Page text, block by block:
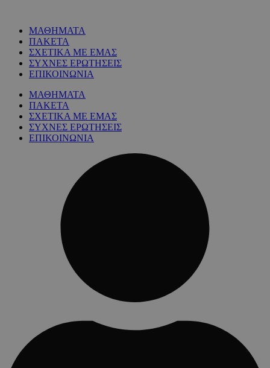
ΜΑΘΗΜΑΤΑ
ΠΑΚΕΤΑ
ΣΧΕΤΙΚΑ ΜΕ ΕΜΑΣ
ΣΥΧΝΕΣ ΕΡΩΤΗΣΕΙΣ
ΕΠΙΚΟΙΝΩΝΙΑ
ΜΑΘΗΜΑΤΑ
ΠΑΚΕΤΑ
ΣΧΕΤΙΚΑ ΜΕ ΕΜΑΣ
ΣΥΧΝΕΣ ΕΡΩΤΗΣΕΙΣ
ΕΠΙΚΟΙΝΩΝΙΑ